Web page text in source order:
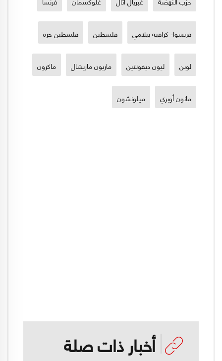
فرنسوا- كزافيه بيلامي فلسطين فلسطين حرة
لوبن ليون ديفونتين ماريون ماريشال ماكرون
مانون أوبري ميلونشون
أخبار ذات صلة